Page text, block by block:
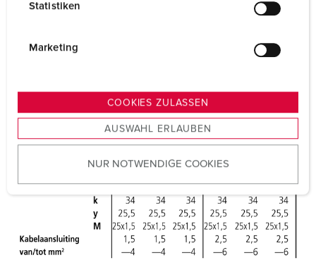
s
u
w
l
Statistiken
Marketing
COOKIES ZULASSEN
AUSWAHL ERLAUBEN
NUR NOTWENDIGE COOKIES